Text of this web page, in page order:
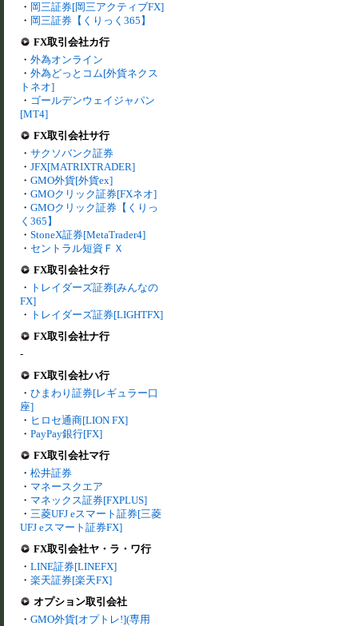
・ 岡三証券[岡三アクティブFX]
・ 岡三証券【くりっく365】
FX取引会社カ行
・ 外為オンライン
・ 外為どっとコム[外貨ネクス
トネオ]
・ ゴールデンウェイジャパン
[MT4]
FX取引会社サ行
・ サクソバンク証券
・ JFX[MATRIXTRADER]
・ GMO外貨[外貨ex]
・ GMOクリック証券[FXネオ]
・ GMOクリック証券【くりっ
く365】
・ StoneX証券[MetaTrader4]
・ セントラル短資ＦＸ
FX取引会社タ行
・ トレイダーズ証券[みんなの
FX]
・ トレイダーズ証券[LIGHTFX]
FX取引会社ナ行
-
FX取引会社ハ行
・ ひまわり証券[レギュラー口
座]
・ ヒロセ通商[LION FX]
・ PayPay銀行[FX]
FX取引会社マ行
・ 松井証券
・ マネースクエア
・ マネックス証券[FXPLUS]
・ 三菱UFJ eスマート証券[三菱
UFJ eスマート証券FX]
FX取引会社ヤ・ラ・ワ行
・ LINE証券[LINEFX]
・ 楽天証券[楽天FX]
オプション取引会社
・ GMO外貨[オプトレ!](専用